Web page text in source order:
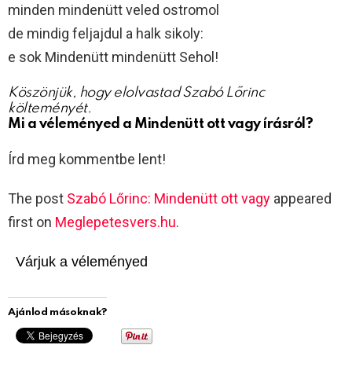
minden mindenütt veled ostromol
de mindig feljajdul a halk sikoly:
e sok Mindenütt mindenütt Sehol!
Köszönjük, hogy elolvastad Szabó Lőrinc
költeményét.
Mi a véleményed a Mindenütt ott vagy írásról?
Írd meg kommentbe lent!
The post Szabó Lőrinc: Mindenütt ott vagy appeared
first on Meglepetesvers.hu.
Várjuk a véleményed
Ajánlod másoknak?